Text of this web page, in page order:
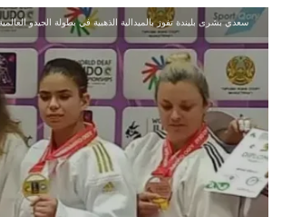
سعدي بشرى بليندة تفوز بالميدالية الذهبية في بطولة الجيدو